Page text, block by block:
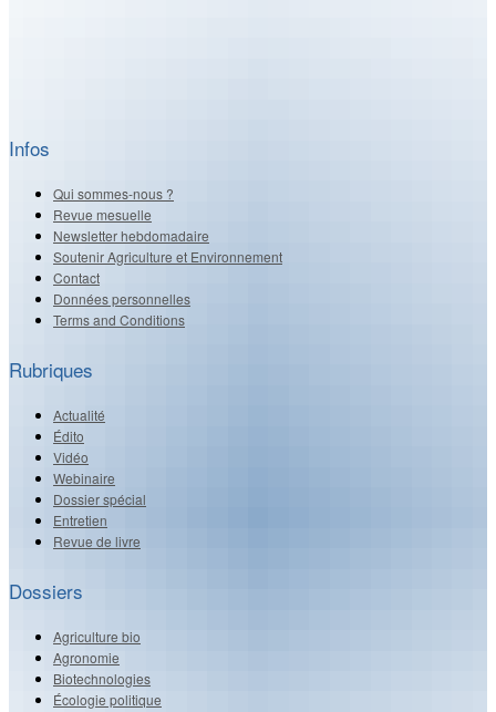
Infos
Qui sommes-nous ?
Revue mesuelle
Newsletter hebdomadaire
Soutenir Agriculture et Environnement
Contact
Données personnelles
Terms and Conditions
Rubriques
Actualité
Édito
Vidéo
Webinaire
Dossier spécial
Entretien
Revue de livre
Dossiers
Agriculture bio
Agronomie
Biotechnologies
Écologie politique